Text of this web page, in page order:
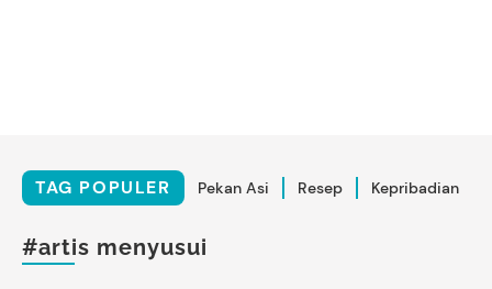
TAG POPULER Pekan Asi Resep Kepribadian
#artis menyusui